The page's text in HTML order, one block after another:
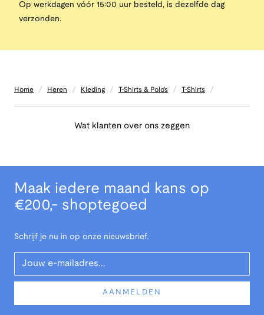
Op werkdagen vóór 15:00 uur besteld, is dezelfde dag
verzonden.
Home / Heren / Kleding / T-Shirts & Polo's / T-Shirts /
Wat klanten over ons zeggen
Maak iedere maand kans op
€200,- shoptegoed
Schrijf je nu in op onze nieuwsbrief.
Your Email
AANMELDEN